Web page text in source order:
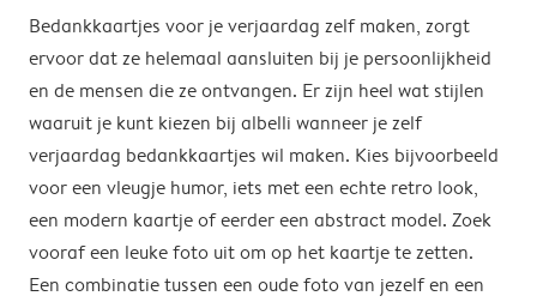
Bedankkaartjes voor je verjaardag zelf maken, zorgt
ervoor dat ze helemaal aansluiten bij je persoonlijkheid
en de mensen die ze ontvangen. Er zijn heel wat stijlen
waaruit je kunt kiezen bij albelli wanneer je zelf
verjaardag bedankkaartjes wil maken. Kies bijvoorbeeld
voor een vleugje humor, iets met een echte retro look,
een modern kaartje of eerder een abstract model. Zoek
vooraf een leuke foto uit om op het kaartje te zetten.
Een combinatie tussen een oude foto van jezelf en een